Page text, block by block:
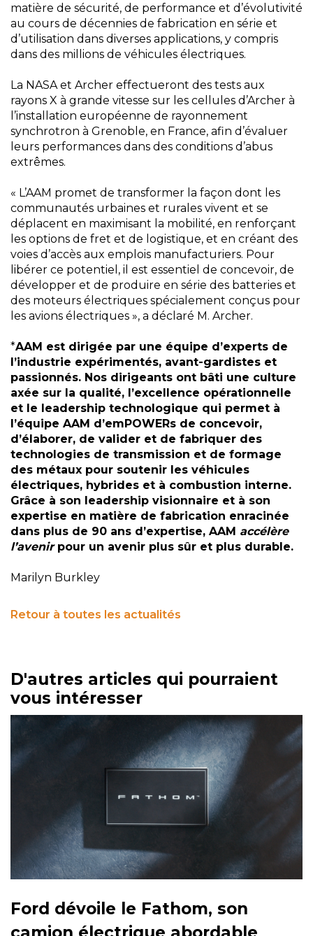
matière de sécurité, de performance et d’évolutivité
au cours de décennies de fabrication en série et
d’utilisation dans diverses applications, y compris
dans des millions de véhicules électriques.
La NASA et Archer effectueront des tests aux
rayons X à grande vitesse sur les cellules d’Archer à
l’installation européenne de rayonnement
synchrotron à Grenoble, en France, afin d’évaluer
leurs performances dans des conditions d’abus
extrêmes.
« L’AAM promet de transformer la façon dont les
communautés urbaines et rurales vivent et se
déplacent en maximisant la mobilité, en renforçant
les options de fret et de logistique, et en créant des
voies d’accès aux emplois manufacturiers. Pour
libérer ce potentiel, il est essentiel de concevoir, de
développer et de produire en série des batteries et
des moteurs électriques spécialement conçus pour
les avions électriques », a déclaré M. Archer.
*AAM est dirigée par une équipe d’experts de
l’industrie expérimentés, avant-gardistes et
passionnés. Nos dirigeants ont bâti une culture
axée sur la qualité, l’excellence opérationnelle
et le leadership technologique qui permet à
l’équipe AAM d’emPOWERs de concevoir,
d’élaborer, de valider et de fabriquer des
technologies de transmission et de formage
des métaux pour soutenir les véhicules
électriques, hybrides et à combustion interne.
Grâce à son leadership visionnaire et à son
expertise en matière de fabrication enracinée
dans plus de 90 ans d’expertise, AAM accélère
l’avenirpour un avenir plus sûr et plus durable.
Marilyn Burkley
Retour à toutes les actualités
D'autres articles qui pourraient
vous intéresser
Ford dévoile le Fathom, son